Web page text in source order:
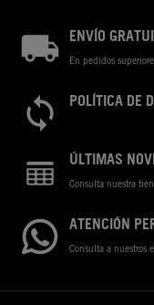
ENVÍO
En pedidos
POLÍTICA DE
ÚLTIMAS
Consulta nuestra
ATENCIÓN
Consulta a nuestros